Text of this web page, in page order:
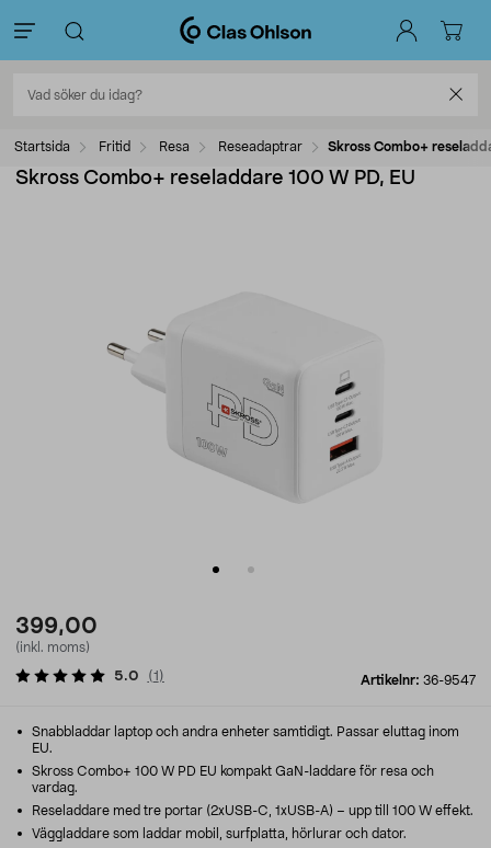
Startsida Fritid Resa Reseadaptrar Skross Combo+
Skross Combo+ reseladdare 100 W PD, EU
399,00
(inkl. moms)
Artikelnr: 36-9547
5.0 (1 )
Snabbladdar laptop och andra enheter samtidigt. Passar eluttag inom
EU.
Skross Combo+ 100 W PD EU kompakt GaN-laddare för resa och
vardag.
Reseladdare med tre portar (2xUSB-C, 1xUSB-A) – upp till 100 W effekt.
Väggladdare som laddar mobil, surfplatta, hörlurar och dator.